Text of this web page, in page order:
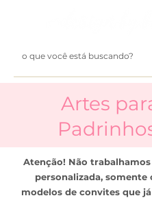
Artes
Atenção! Não
personalizada, somente
modelos de convites que